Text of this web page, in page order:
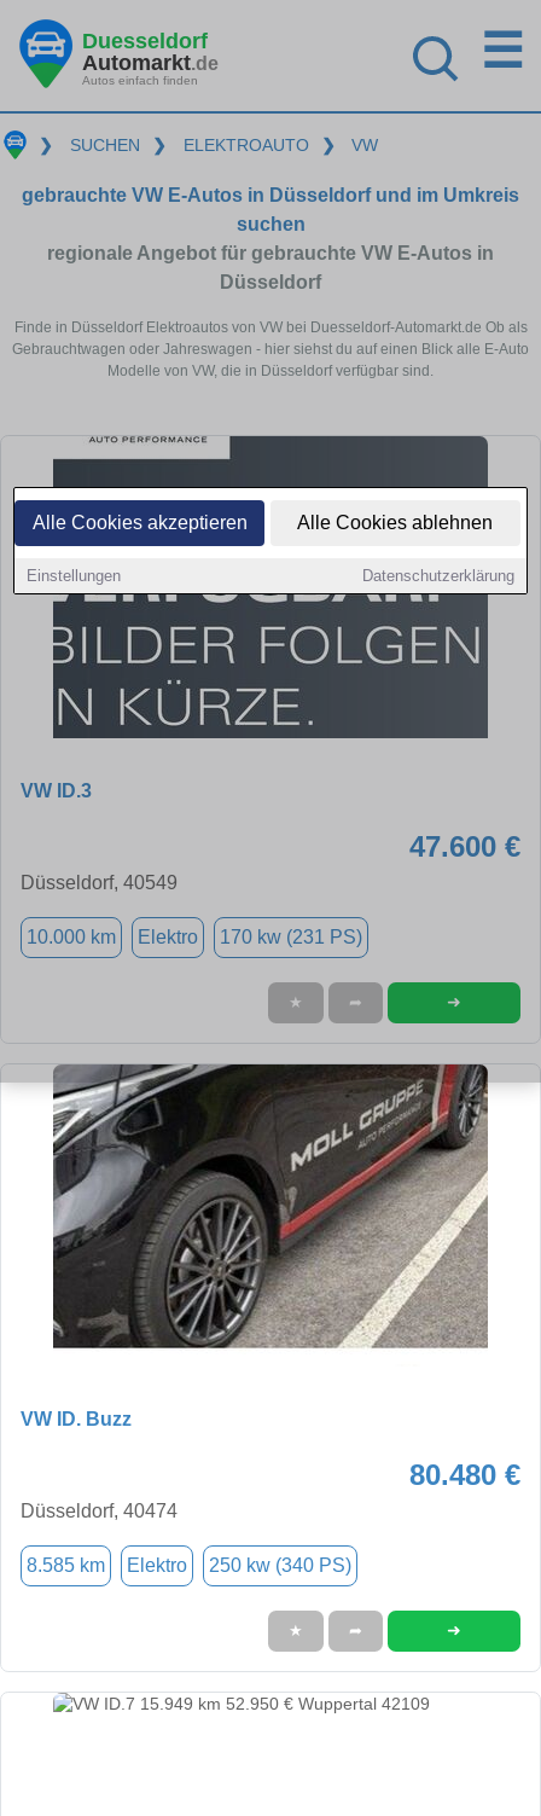
Alle Cookies akzeptieren Alle Cookies ablehnen
Einstellungen Datenschutzerklärung
Duesseldorf
Automarkt.de
Autos einfach finden
☰
❯ SUCHEN ❯ ELEKTROAUTO ❯ VW
gebrauchte VW E-Autos in Düsseldorf und im Umkreis
suchen
regionale Angebot für gebrauchte VW E-Autos in
Düsseldorf
Finde in Düsseldorf Elektroautos von VW bei Duesseldorf-Automarkt.de Ob als
Gebrauchtwagen oder Jahreswagen - hier siehst du auf einen Blick alle E-Auto
Modelle von VW, die in Düsseldorf verfügbar sind.
VW ID.3
47.600 €
Düsseldorf, 40549
10.000 km Elektro 170 kw (231 PS)
★ ➦ ➜
VW ID. Buzz
80.480 €
Düsseldorf, 40474
8.585 km Elektro 250 kw (340 PS)
★ ➦ ➜